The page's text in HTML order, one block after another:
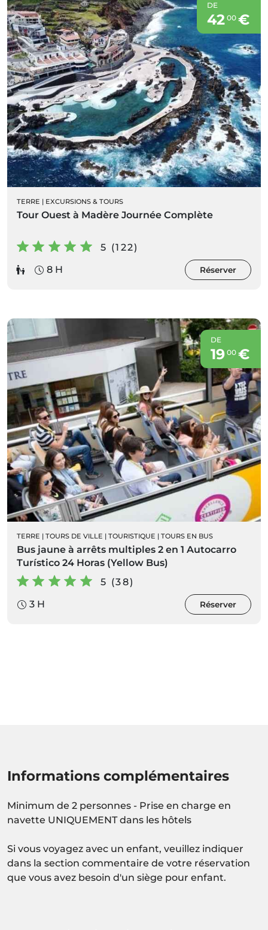
DE
42 00€
TERRE | EXCURSIONS & TOURS
Tour Ouest à Madère Journée Complète
5 (122)
8 H
Réserver
DE
19 00€
TERRE | TOURS DE VILLE | TOURISTIQUE | TOURS EN BUS
Bus jaune à arrêts multiples 2 en 1 Autocarro
Turístico 24 Horas (Yellow Bus)
5 (38)
3 H
Réserver
Informations complémentaires
Minimum de 2 personnes - Prise en charge en
navette UNIQUEMENT dans les hôtels
Si vous voyagez avec un enfant, veuillez indiquer
dans la section commentaire de votre réservation
que vous avez besoin d'un siège pour enfant.